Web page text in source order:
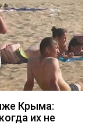
Крыма:
их не